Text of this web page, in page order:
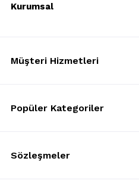
Kurumsal
Müşteri Hizmetleri
Popüler Kategoriler
Sözleşmeler